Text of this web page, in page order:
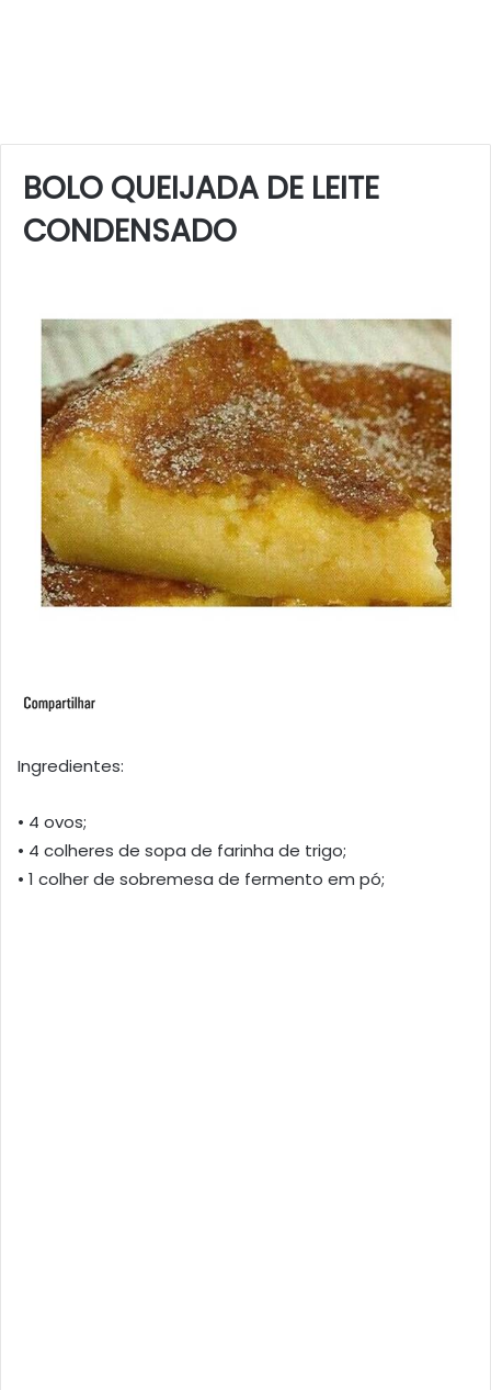
BOLO QUEIJADA DE LEITE
CONDENSADO
Ingredientes:
• 4 ovos;
• 4 colheres de sopa de farinha de trigo;
• 1 colher de sobremesa de fermento em pó;